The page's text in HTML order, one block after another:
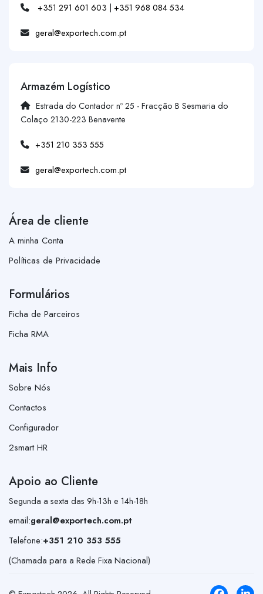
+351 291 601 603 | +351 968 084 534
geral@exportech.com.pt
Armazém Logístico
Estrada do Contador nº 25 - Fracção B Sesmaria do
Colaço 2130-223 Benavente
+351 210 353 555
geral@exportech.com.pt
Área de cliente
A minha Conta
Políticas de Privacidade
Formulários
Ficha de Parceiros
Ficha RMA
Mais Info
Sobre Nós
Contactos
Configurador
2smart HR
Apoio ao Cliente
Segunda a sexta das 9h-13h e 14h-18h
email:geral@exportech.com.pt
Telefone:+351 210 353 555
(Chamada para a Rede Fixa Nacional)